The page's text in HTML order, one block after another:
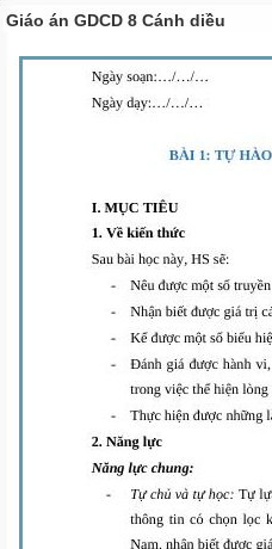
Giáo án GDCD 8 Cánh diều